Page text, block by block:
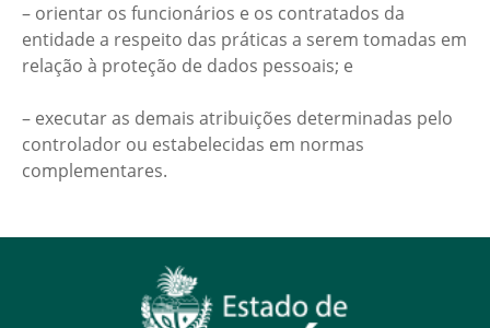
– orientar os funcionários e os contratados da
entidade a respeito das práticas a serem tomadas em
relação à proteção de dados pessoais; e
– executar as demais atribuições determinadas pelo
controlador ou estabelecidas em normas
complementares.